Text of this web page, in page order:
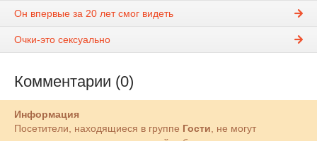
Он впервые за 20 лет смог видеть
Очки-это сексуально
Комментарии (0)
Информация
Посетители, находящиеся в группе Гости , не могут